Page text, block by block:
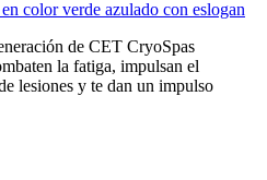
de CET CryoSpas
la fatiga, impulsan el
lesiones y te dan un impulso